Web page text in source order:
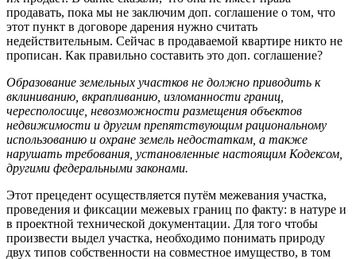
продавать, пока мы не заключим доп. соглашение о том, что
этот пункт в договоре дарения нужно считать
недействительным. Сейчас в продаваемой квартире никто не
прописан. Как правильно составить это доп. соглашение?
Образование земельных участков не должно приводить к
вклиниванию, вкрапливанию, изломанности границ,
чересполосице, невозможности размещения объектов
недвижимости и другим препятствующим рациональному
использованию и охране земель недостаткам, а также
нарушать требования, установленные настоящим Кодексом,
другими федеральными законами.
Этот прецедент осуществляется путём межевания участка,
проведения и фиксации межевых границ по факту: в натуре и
в проектной технической документации. Для того чтобы
произвести выдел участка, необходимо понимать природу
двух типов собственности на совместное имущество, в том